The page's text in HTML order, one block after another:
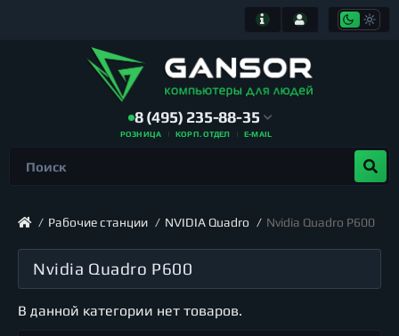
8 (495) 235-88-35
РОЗНИЦА КОРП. ОТДЕЛ E-MAIL
Рабочие станции NVIDIA Quadro Nvidia Quadro P600
Nvidia Quadro P600
В данной категории нет товаров.